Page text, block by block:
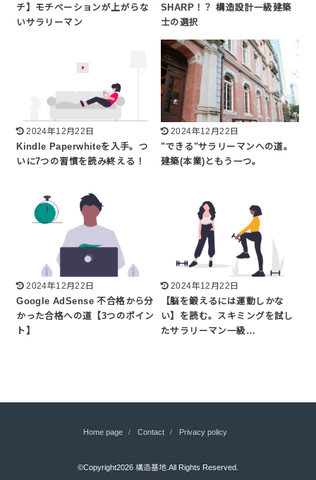
チ】モチベーションが上がらな
いサラリーマン
SHARP！？ 構造設計一級建築
士の選択
2024年12月22日
Kindle Paperwhiteを入手。つ
いに7つの習慣を読み終える！
2024年12月22日
"できる"サラリーマンへの道。
建築(本業)ともう一つ。
2024年12月22日
Google AdSense 不合格から分
かった合格への道【3つのポイン
ト】
2024年12月22日
【脳を鍛えるには運動しかな
い】を読む。スキミングを試し
たサラリーマン一級…
Home page Contact Privacy policy
©Copyright2026 構造基地.All Rights Reserved.